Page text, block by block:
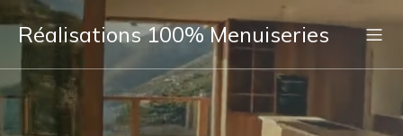
Réalisations 100% Menuiseries